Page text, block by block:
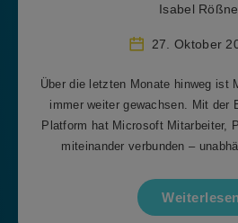
Isabel
27. Oktober
Über die letzten Monate hinweg ist
immer weiter gewachsen. Mit der
Platform hat Microsoft Mitarbeiter,
miteinander verbunden –
Weiterlesen